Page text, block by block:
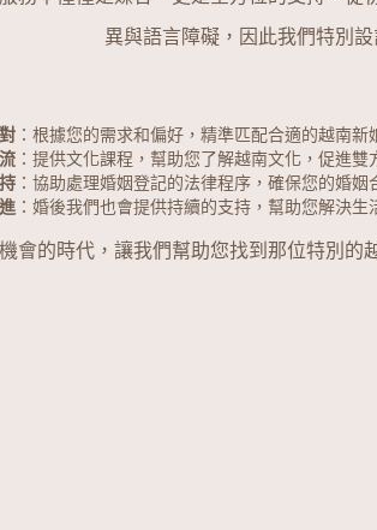
異與語言障礙，因此我們特別
：根據您的需求和偏好，精準匹配合適的越南新
：提供文化課程，幫助您了解越南文化，促進雙
：協助處理婚姻登記的法律程序，確保您的婚姻
：婚後我們也會提供持續的支持，幫助您解決生
會的時代，讓我們幫助您找到那位特別